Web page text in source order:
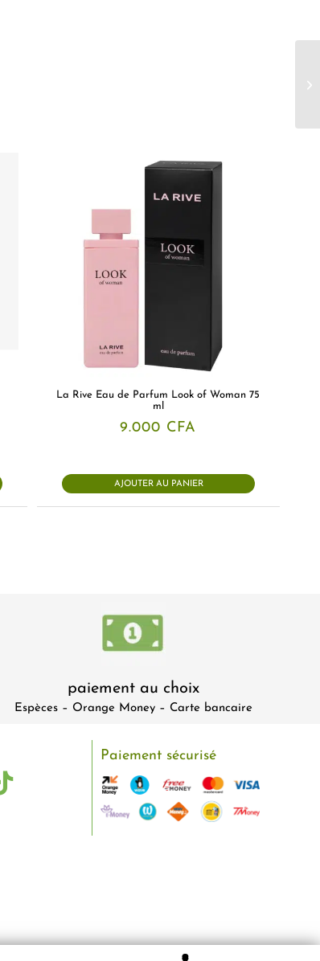
La Rive Eau de Parfum Look of Woman 75
ml
9.000 CFA
AJOUTER AU PANIER
paiement au choix
Espèces – Orange Money – Carte bancaire
Paiement sécurisé